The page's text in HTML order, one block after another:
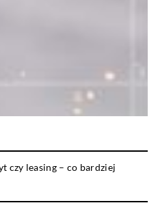
czy leasing – co bardziej